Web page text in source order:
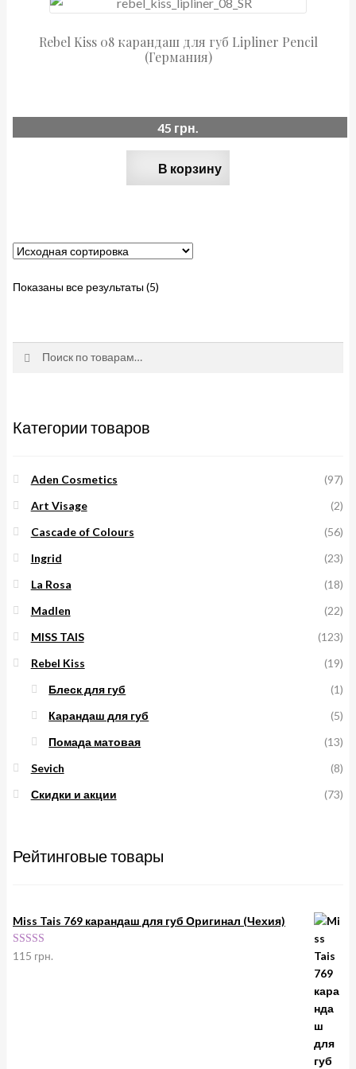
Rebel Kiss 08 карандаш для губ Lipliner Pencil
(Германия)
45 грн.
В корзину
Показаны все результаты (5)
Категории товаров
Aden Cosmetics
(97)
Art Visage
(2)
Cascade of Colours
(56)
Ingrid
(23)
La Rosa
(18)
Madlen
(22)
MISS TAIS
(123)
Rebel Kiss
(19)
Блеск для губ
(1)
Карандаш для губ
(5)
Помада матовая
(13)
Sevich
(8)
Скидки и акции
(73)
Рейтинговые товары
Miss Tais 769 карандаш для губ Оригинал (Чехия)
Оценка
115 грн.